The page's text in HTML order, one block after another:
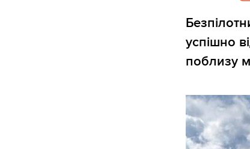
успішно
поблизу